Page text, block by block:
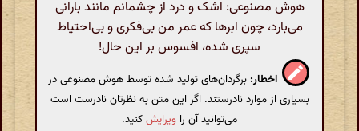
هوش مصنوعی: اشک و درد از چشمانم مانند بارانی
می‌بارد، چون ابرها که عمر من بی‌فکری و بی‌احتیاط
سپری شده، افسوس بر این حال!
اخطار: برگردان‌های تولید شده توسط هوش مصنوعی در
بسیاری از موارد نادرستند. اگر این متن به نظرتان نادرست است
می‌توانید آن را ویرایشکنید.